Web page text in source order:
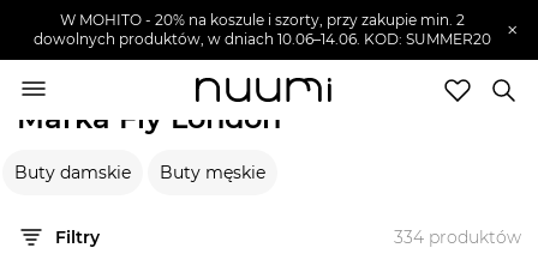
W MOHITO - 20% na koszule i szorty, przy zakupie min. 2
dowolnych produktów, w dniach 10.06–14.06. KOD: SUMMER20
×
Marka Fly London
Buty damskie Buty męskie
Filtry 334 produktów